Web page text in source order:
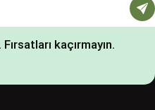
kaçırmayın.